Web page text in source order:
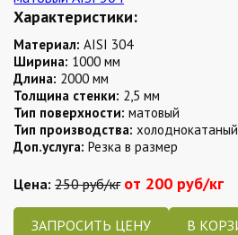
Характеристики:
Материал: AISI 304
Ширина: 1000 мм
Длина: 2000 мм
Толщина стенки: 2,5 мм
Тип поверхности: матовый
Тип производства: холоднокатаный
Доп.услуга: Резка в размер
Цена: 250 руб/кг от 200 руб/кг
ЗАПРОСИТЬ ЦЕНУ